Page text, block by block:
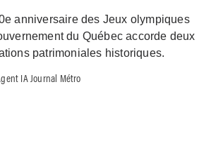
anniversaire des Jeux olympiques
du Québec accorde deux
patrimoniales historiques.
IA Journal Métro